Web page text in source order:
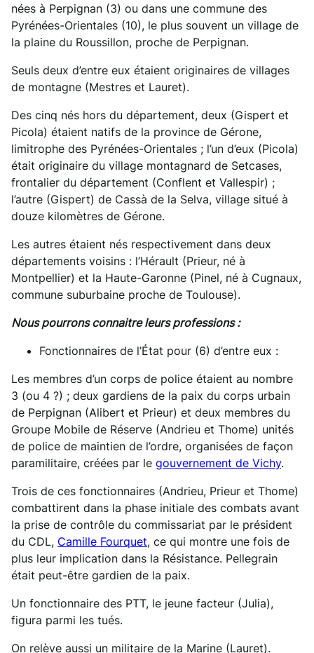
nées à Perpignan (3) ou dans une commune des
Pyrénées-Orientales (10), le plus souvent un village de
la plaine du Roussillon, proche de Perpignan.
Seuls deux d’entre eux étaient originaires de villages
de montagne (Mestres et Lauret).
Des cinq nés hors du département, deux (Gispert et
Picola) étaient natifs de la province de Gérone,
limitrophe des Pyrénées-Orientales ; l’un d’eux (Picola)
était originaire du village montagnard de Setcases,
frontalier du département (Conflent et Vallespir) ;
l’autre (Gispert) de Cassà de la Selva, village situé à
douze kilomètres de Gérone.
Les autres étaient nés respectivement dans deux
départements voisins : l’Hérault (Prieur, né à
Montpellier) et la Haute-Garonne (Pinel, né à Cugnaux,
commune suburbaine proche de Toulouse).
Nous pourrons connaitre leurs professions :
Fonctionnaires de l’État pour (6) d’entre eux :
Les membres d’un corps de police étaient au nombre
3 (ou 4 ?) ; deux gardiens de la paix du corps urbain
de Perpignan (Alibert et Prieur) et deux membres du
Groupe Mobile de Réserve (Andrieu et Thome) unités
de police de maintien de l’ordre, organisées de façon
paramilitaire, créées par le gouvernement de Vichy.
Trois de ces fonctionnaires (Andrieu, Prieur et Thome)
combattirent dans la phase initiale des combats avant
la prise de contrôle du commissariat par le président
du CDL, Camille Fourquet, ce qui montre une fois de
plus leur implication dans la Résistance. Pellegrain
était peut-être gardien de la paix.
Un fonctionnaire des PTT, le jeune facteur (Julia),
figura parmi les tués.
On relève aussi un militaire de la Marine (Lauret).